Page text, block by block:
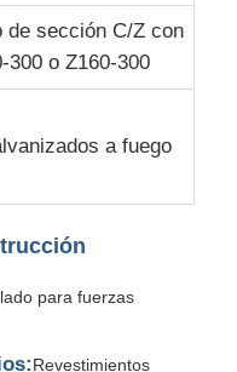
de sección C/Z con
300 o Z160-300
a fuego
para fuerzas
Revestimientos